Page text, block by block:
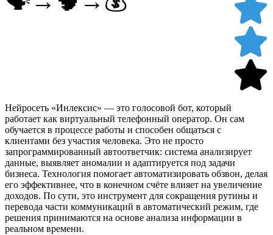
Нейросеть «Инлексис» — это голосовой бот, который
работает как виртуальный телефонный оператор. Он сам
обучается в процессе работы и способен общаться с
клиентами без участия человека. Это не просто
запрограммированный автоответчик: система анализирует
данные, выявляет аномалии и адаптируется под задачи
бизнеса. Технология помогает автоматизировать обзвон, делая
его эффективнее, что в конечном счёте влияет на увеличение
доходов. По сути, это инструмент для сокращения рутины и
перевода части коммуникаций в автоматический режим, где
решения принимаются на основе анализа информации в
реальном времени.